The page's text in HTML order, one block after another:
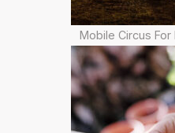
Mobile Circus For